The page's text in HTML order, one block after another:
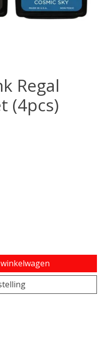
Regal
(4pcs)
is